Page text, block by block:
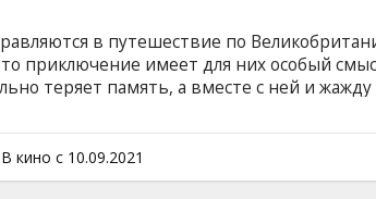
в путешествие по
приключение имеет для них особый
теряет память, а вместе с ней и
все трудности? Фильм на английском
языках.
В кино с 10.09.2021